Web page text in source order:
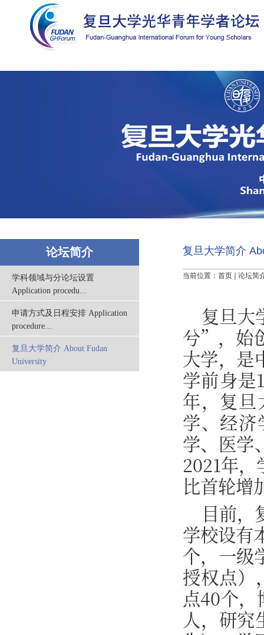
论坛简介
学科领域与分论坛设置
Application procedu...
申请方式及日程安排 Application
procedure...
复旦大学简介 About Fudan
University
复旦大学简介
当前位置： 首页 论坛简
复旦大
兮”，始
大学，是
学前身是
年，复
学、经
学、医学
2021年
比首轮增
目前，
学校设有
个，一级
授权点）
点40个
人，研究